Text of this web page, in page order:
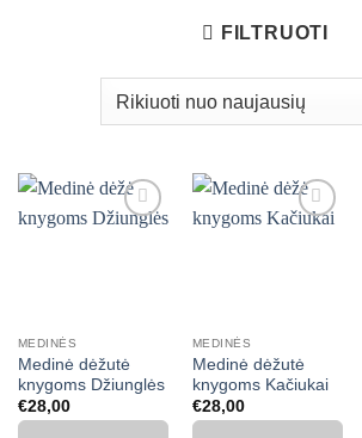
FILTRUOTI
MEDINĖS
Medinė dėžutė
knygoms Džiunglės
€28,00
MEDINĖS
Medinė dėžutė
knygoms Kačiukai
€28,00